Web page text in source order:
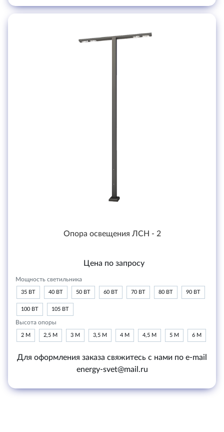
Опора освещения ЛСН - 2
Цена по запросу
Мощность светильника
35 ВТ 40 ВТ 50 ВТ 60 ВТ 70 ВТ 80 ВТ 90 ВТ
100 ВТ 105 ВТ
Высота опоры
2 М 2,5 М 3 М 3,5 М 4 М 4,5 М 5 М 6 М
Для оформления заказа свяжитесь с нами по e-mail
energy-svet@mail.ru